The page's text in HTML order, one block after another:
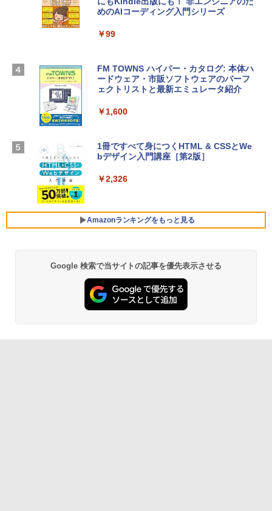
Apple 2026 MacBook Air M5チップ搭載
igence、13.6インチLiquid Retinaディ
ラ、Touch ID - ミッドナイト + 3年延長
AppleCare+ for 13インチMacBook Air
(M5)|ダウンロード版
￥347,600
【Amazon.co.jp限定】 HP ノートパソコ
ン 15-fd 15.6インチ 16GBメモリ 512GB
SSD インテル Core 5
￥129,800
FMV ノートパソコン WE1-K3 (MS 365 P
ersonal/Copilotキー搭載/Win 11/15.6型/
VWK3E15W_AZ
￥120,000
4(最新 永続版)|オンラインコード版|Wind
ows11、10/mac対応|PC2台
￥39,582
Robloxギフトカード - 1000 Robux 【限
定バーチャルアイテムを含む】 【オンラ
インゲームコード】 ロブロックス |オン
Microsoft Office Home 2024(最新 永続
0/mac対応|PC2台
めのAIコーディング入門シリーズ
￥99
FM TOWNS ハイパー・カタログ: 本体ハ
ードウェア・市販ソフトウェアのパーフ
ェクトリストと最新エミュレータ紹介
￥1,600
1冊ですべて身につくHTML & CSSとWe
bデザイン入門講座［第2版］
￥2,326
Amazonランキングをもっと見る
Amazon Kindle Paperwhite (16GB) 7イ
ンチディスプレイ、色調調節ライト、12
週間持続バッテリー、広告なし、ブラッ
ク
￥27,980
Google 検索で当サイトの記事を優先表示させる